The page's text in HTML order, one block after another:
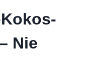
Nie